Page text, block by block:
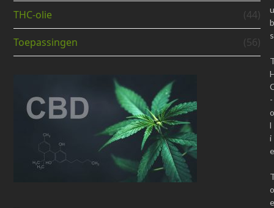
THC-olie (44)
Toepassingen (56)
u
b
s
-
o
l
i
e
o
e